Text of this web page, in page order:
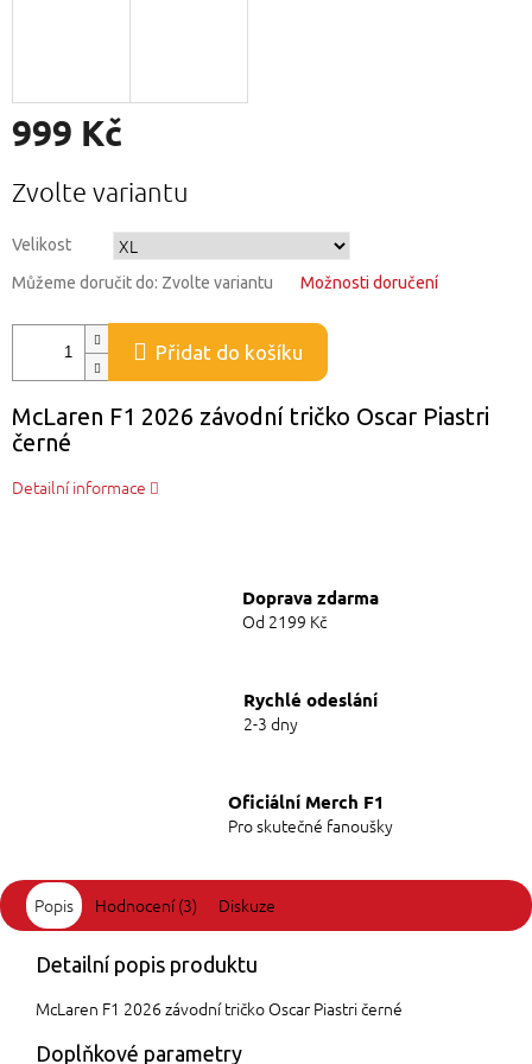
999 Kč
cena:
Zvolte variantu
Velikost
Můžeme doručit do: Zvolte variantu Možnosti doručení
Přidat do košíku
McLaren F1 2026 závodní tričko Oscar Piastri
černé
Detailní informace
Doprava zdarma
Od 2199 Kč
Rychlé odeslání
2-3 dny
Oficiální Merch F1
Pro skutečné fanoušky
Popis Hodnocení (3) Diskuze
Detailní popis produktu
McLaren F1 2026 závodní tričko Oscar Piastri černé
Doplňkové parametry